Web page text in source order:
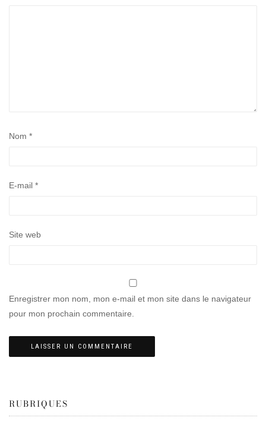
Nom *
E-mail *
Site web
Enregistrer mon nom, mon e-mail et mon site dans le navigateur
pour mon prochain commentaire.
RUBRIQUES